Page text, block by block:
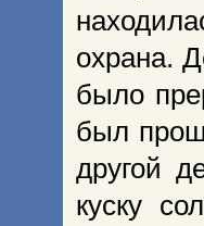
охрана.
было
был
другой
куску